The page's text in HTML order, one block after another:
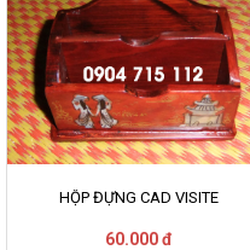
HỘP ĐỰNG CAD VISITE
60.000 đ